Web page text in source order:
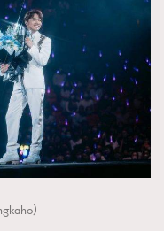
FigaroAesthetic
）